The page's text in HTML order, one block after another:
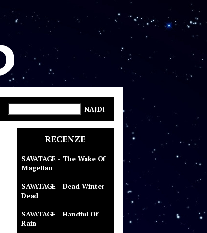
RECENZE
SAVATAGE - The Wake Of
Magellan
SAVATAGE - Dead Winter
Dead
SAVATAGE - Handful Of
Rain